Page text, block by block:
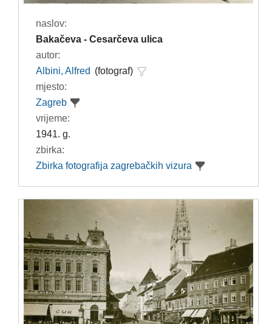
naslov:
Bakačeva - Cesarčeva ulica
autor:
Albini, Alfred (fotograf)
mjesto:
Zagreb
vrijeme:
1941. g.
zbirka:
Zbirka fotografija zagrebačkih vizura